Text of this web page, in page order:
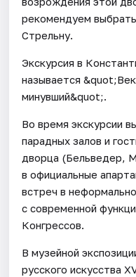
рекомендуем
Стрельну.
Экскурсия в
называется
минувший&quot;.
Во время экскурсии
парадных залов и
дворца (Бельведер,
в официальные
встреч в
с современной
Конгрессов.
В музейной
русского искусства